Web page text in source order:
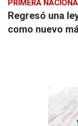
PRIMERA
Regresó una
como nuevo